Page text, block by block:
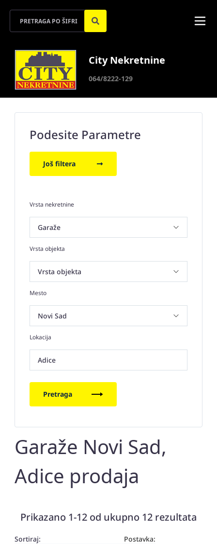
City Nekretnine
064/8222-129
Podesite Parametre
Još filtera
Vrsta nekretnine
Vrsta objekta
Mesto
Lokacija
Adice
Pretraga
Garaže Novi Sad,
Adice prodaja
Prikazano 1-12 od ukupno 12 rezultata
Postavka:
Sortiraj: